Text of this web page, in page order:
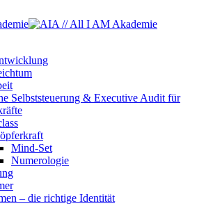
Selbststeuerung & Executive Audit für
Mind-Set
Numerologie
– die richtige Identität